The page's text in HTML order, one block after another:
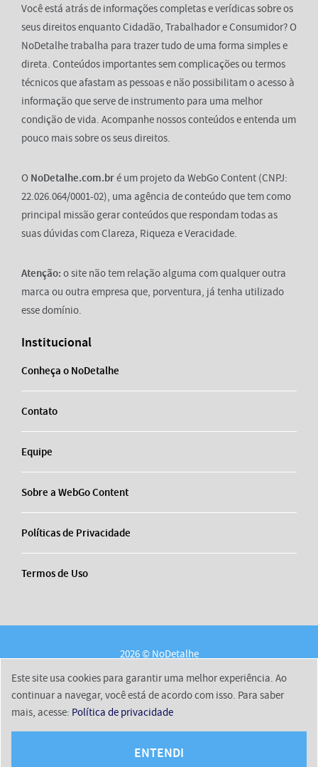
Você está atrás de informações completas e verídicas sobre os
seus direitos enquanto Cidadão, Trabalhador e Consumidor? O
NoDetalhe trabalha para trazer tudo de uma forma simples e
direta. Conteúdos importantes sem complicações ou termos
técnicos que afastam as pessoas e não possibilitam o acesso à
informação que serve de instrumento para uma melhor
condição de vida. Acompanhe nossos conteúdos e entenda um
pouco mais sobre os seus direitos.
O NoDetalhe.com.bré um projeto da WebGo Content (CNPJ:
22.026.064/0001-02), uma agência de conteúdo que tem como
principal missão gerar conteúdos que respondam todas as
suas dúvidas com Clareza, Riqueza e Veracidade.
Atenção: o site não tem relação alguma com qualquer outra
marca ou outra empresa que, porventura, já tenha utilizado
esse domínio.
Institucional
Conheça o NoDetalhe
Contato
Equipe
Sobre a WebGo Content
Políticas de Privacidade
Termos de Uso
2026 © NoDetalhe
Sobre a WebGo Content
Políticas de Privacidade
Termos de Uso
Este site usa cookies para garantir uma melhor experiência. Ao
continuar a navegar, você está de acordo com isso. Para saber
mais, acesse: Política de privacidade
ENTENDI